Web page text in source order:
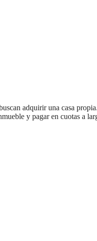
adquirir una casa
y pagar en cuotas a